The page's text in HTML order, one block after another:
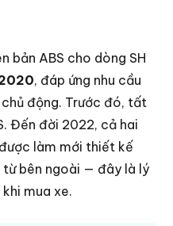
bản ABS cho dòng SH
, đáp ứng nhu cầu
động. Trước đó, tất
Đến đời 2022, cả hai
làm mới thiết kế
từ bên ngoài — đây là lý
mua xe.